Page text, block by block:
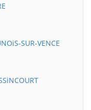
SUR-VENCE